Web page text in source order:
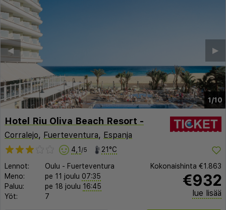
1/10
▶︎
◀︎
Hotel Riu Oliva Beach Resort -
Corralejo, Fuerteventura, Espanja
4,1 /5 21°C
Lennot: Oulu - Fuerteventura
Meno:
pe 11 joulu 07:35
Paluu:
pe 18 joulu 16:45
Yöt:
7
Kokonaishinta €1.863
€932
lue lisää